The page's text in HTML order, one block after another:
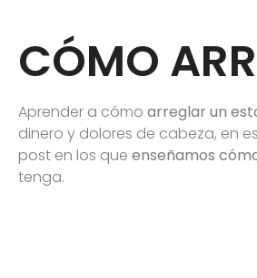
CÓMO
Aprender a cómo arreglar un
dinero y dolores de cabeza, en
post en los que enseñamos
tenga.